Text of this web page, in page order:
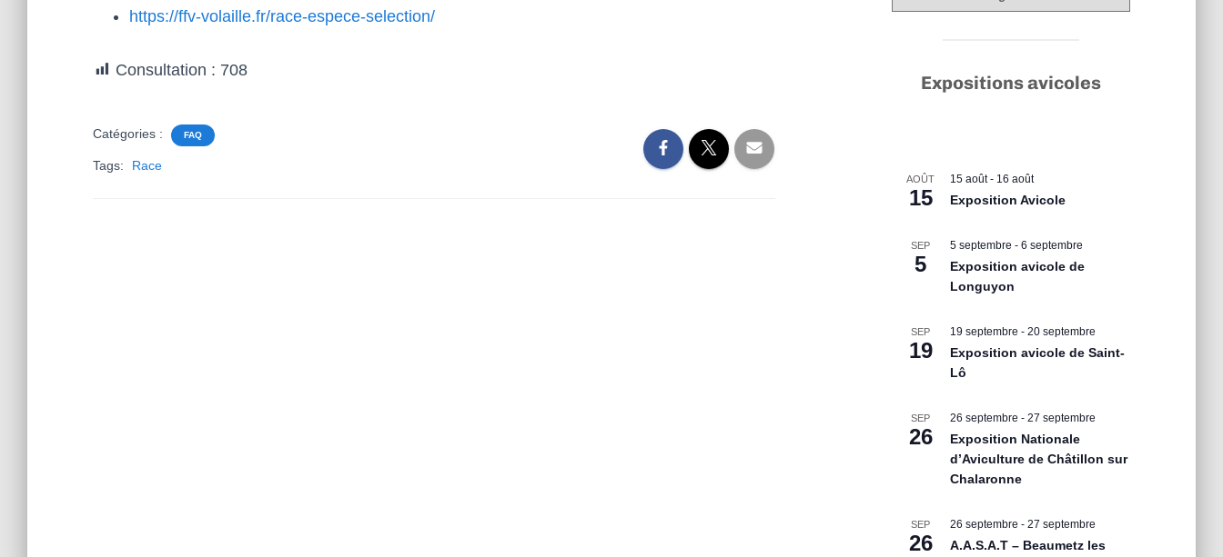
https://ffv-volaille.fr/race-espece-selection/
Consultation : 708
Catégories : FAQ
Tags: Race
Expositions avicoles
AOÛT
15
15 août- 16 août
Exposition Avicole
SEP
5
5 septembre - 6 septembre
Exposition avicole de
Longuyon
SEP
19
19 septembre - 20 septembre
Exposition avicole de Saint-
Lô
SEP
26
26 septembre - 27 septembre
Exposition Nationale
d’Aviculture de Châtillon sur
Chalaronne
SEP
26
26 septembre - 27 septembre
A.A.S.A.T – Beaumetz les